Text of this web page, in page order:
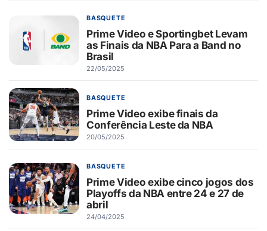
BASQUETE
Prime Video e Sportingbet Levam
as Finais da NBA Para a Band no
Brasil
22/05/2025
BASQUETE
Prime Video exibe finais da
Conferência Leste da NBA
20/05/2025
BASQUETE
Prime Video exibe cinco jogos dos
Playoffs da NBA entre 24 e 27 de
abril
24/04/2025